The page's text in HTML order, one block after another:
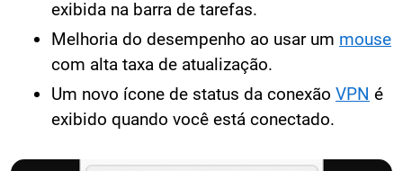
exibida na barra de tarefas.
Melhoria do desempenho ao usar um mouse
com alta taxa de atualização.
Um novo ícone de status da conexão VPN é
exibido quando você está conectado.